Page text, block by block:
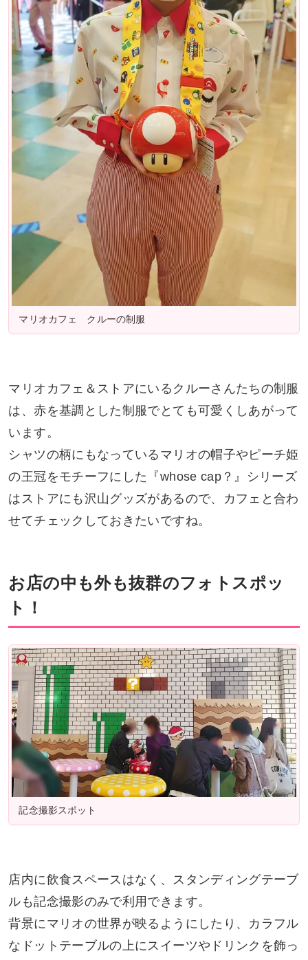
マリオカフェ クルーの制服
マリオカフェ＆ストアにいるクルーさんたちの制服
は、赤を基調とした制服でとても可愛くしあがって
います。
シャツの柄にもなっているマリオの帽子やピーチ姫
の王冠をモチーフにした『whose cap？』シリーズ
はストアにも沢山グッズがあるので、カフェと合わ
せてチェックしておきたいですね。
お店の中も外も抜群のフォトスポッ
ト！
記念撮影スポット
店内に飲食スペースはなく、スタンディングテーブ
ルも記念撮影のみで利用できます。
背景にマリオの世界が映るようにしたり、カラフル
なドットテーブルの上にスイーツやドリンクを飾っ